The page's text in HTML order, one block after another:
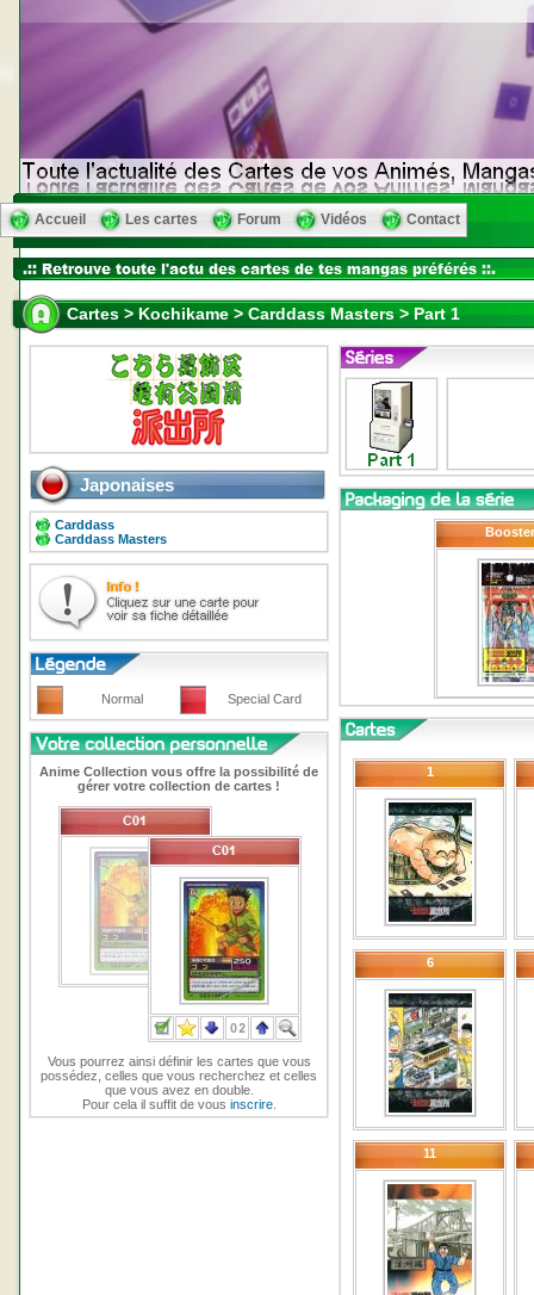
Accueil Les cartes Forum Vidéos Contact
Cartes > Kochikame > Carddass Masters > Part 1
Japonaises
Carddass
Carddass Masters
Normal Special Card
Anime Collection vous offre la possibilité de
gérer votre collection de cartes !
Vous pourrez ainsi définir les cartes que vous
possédez, celles que vous recherchez et celles
que vous avez en double.
Pour cela il suffit de vous inscrire.
Booster
1
6
11